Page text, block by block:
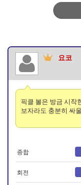
요코
픽클 볼은 방금 시작
보자라도 충분히 싸
종합
회전